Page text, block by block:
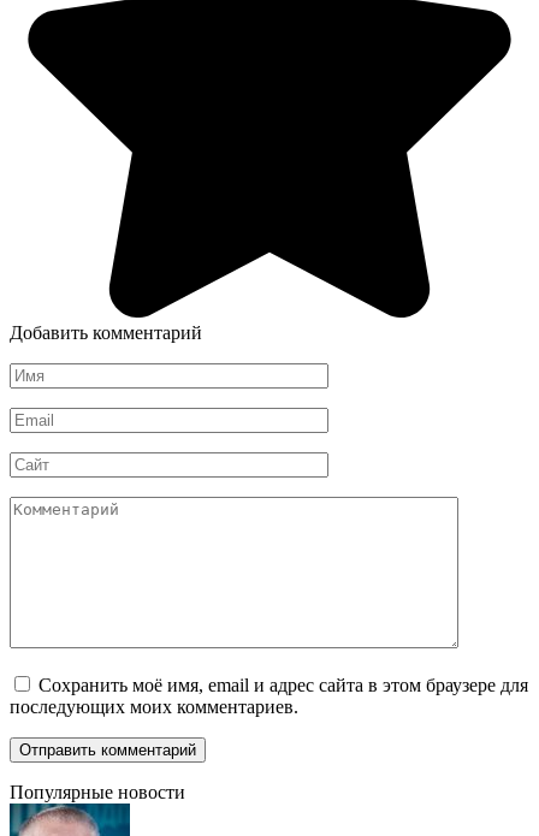
Добавить комментарий
Имя
*
Email
*
Сайт
Комментарий
Сохранить моё имя, email и адрес сайта в этом браузере для
последующих моих комментариев.
Популярные новости